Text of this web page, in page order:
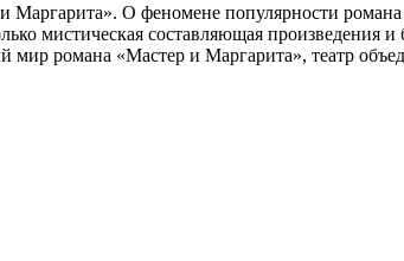
О феномене популярности
мистическая составляющая произведения и
романа «Мастер и Маргарита», театр